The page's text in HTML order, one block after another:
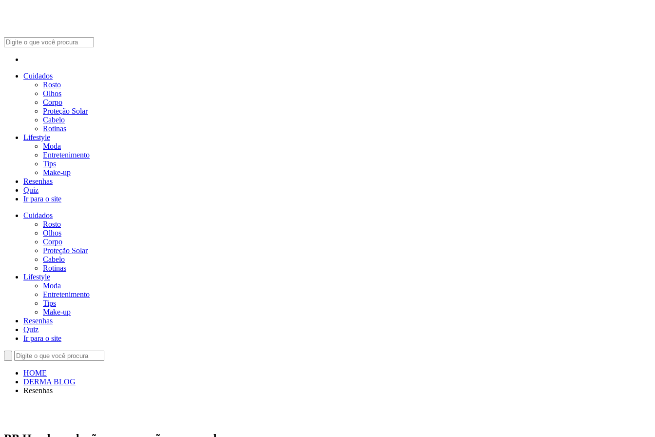
Cuidados
Rosto
Olhos
Corpo
Proteção Solar
Cabelo
Rotinas
Lifestyle
Moda
Entretenimento
Tips
Make-up
Resenhas
Quiz
Ir para o site
Cuidados
Rosto
Olhos
Corpo
Proteção Solar
Cabelo
Rotinas
Lifestyle
Moda
Entretenimento
Tips
Make-up
Resenhas
Quiz
Ir para o site
HOME
DERMA BLOG
Resenhas